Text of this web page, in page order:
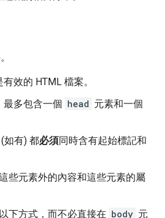
有效的 HTML 檔案。
最多包含一個 head 元素和一個
如有) 都必須同時含有起始標記和
些元素外的內容和這些元素的屬
下方式，而不必直接在 body 元